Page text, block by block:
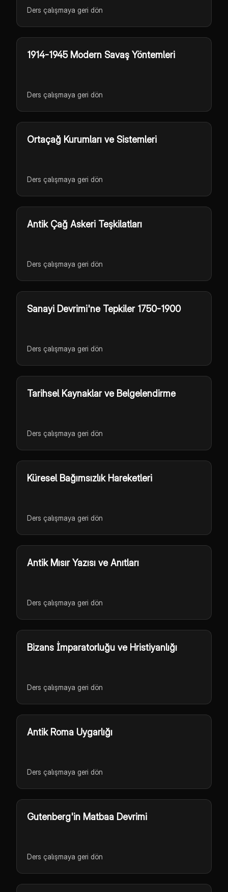
Ders çalışmaya geri dön
1914-1945 Modern Savaş Yöntemleri
Ders çalışmaya geri dön
Ortaçağ Kurumları ve Sistemleri
Ders çalışmaya geri dön
Antik Çağ Askeri Teşkilatları
Ders çalışmaya geri dön
Sanayi Devrimi'ne Tepkiler 1750-1900
Ders çalışmaya geri dön
Tarihsel Kaynaklar ve Belgelendirme
Ders çalışmaya geri dön
Küresel Bağımsızlık Hareketleri
Ders çalışmaya geri dön
Antik Mısır Yazısı ve Anıtları
Ders çalışmaya geri dön
Bizans İmparatorluğu ve Hristiyanlığı
Ders çalışmaya geri dön
Antik Roma Uygarlığı
Ders çalışmaya geri dön
Gutenberg'in Matbaa Devrimi
Ders çalışmaya geri dön